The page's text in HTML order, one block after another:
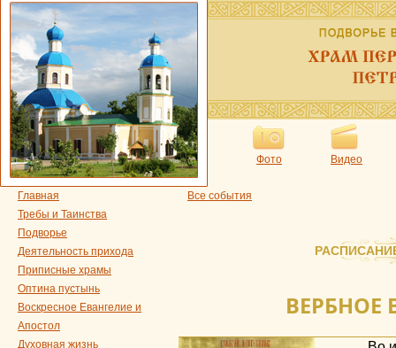
Фото Видео
Главная
Требы и Таинства
Подворье
Деятельность прихода
Приписные храмы
Оптина пустынь
Воскресное Евангелие и
Апостол
Духовная жизнь
Все события
ВЕРБНОЕ